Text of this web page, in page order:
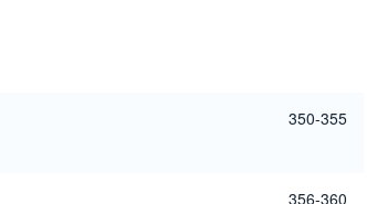
350-355
356-360